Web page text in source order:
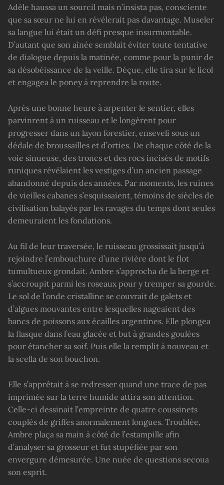
Adèle haussa un sourcil mais n’insista pas, consciente
que sa sœur ne lui en révélerait pas davantage. Museler
sa langue lui était un défi presque insurmontable.
D’autant que son aînée semblait éviter toute tentative
de dialogue depuis la matinée, comme pour la punir de
sa désobéissance de la veille. Déçue, elle tira sur le licol
et engagea le poney à reprendre la route.
Après une bonne heure à arpenter le sentier, elles
parvinrent à un ruisseau et le longèrent pour
progresser dans un layon forestier, enseveli sous un
dédale de broussailles et d’orties. De chaque côté de la
voie sinueuse, des troncs et des rocs incisés de motifs
runiques révélaient les vestiges d’un ancien passage
abandonné depuis des années. Par moments, les ruines
de vieilles cabanes s’esquissaient, témoins de siècles de
civilisation balayés par les ravages du temps dont seules
demeuraient les fondations.
Au fil de leur traversée, le ruisseau grossissait jusqu’à
rejoindre l’embouchure d’une rivière dont le flot
tumultueux grondait. Ambre s’approcha de la berge et
s’accroupit parmi les roseaux pour y tremper sa gourde.
Le sol de l’onde cristalline se couvrait de galets et
d’algues mouvantes entre lesquelles nageaient des
bancs de poissons aux écailles argentines. Elle plongea
la flasque dans l’eau glacée et but à grandes goulées
pour étancher sa soif. Puis elle la remplit à nouveau et
la scella de son bouchon.
Elle s’apprêtait à se redresser quand une trace de pas
imprimée sur la terre humide attira son attention.
Celle-ci dessinait l’empreinte de quatre coussinets
couplés de griffes anormalement longues. Troublée,
Ambre plaça sa main à côté de l’estampille afin
d’analyser sa grosseur et fut stupéfiée par son
envergure démesurée. Une nuée de questions secoua
son esprit.